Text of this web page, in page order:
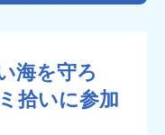
海を守ろ
拾いに参加